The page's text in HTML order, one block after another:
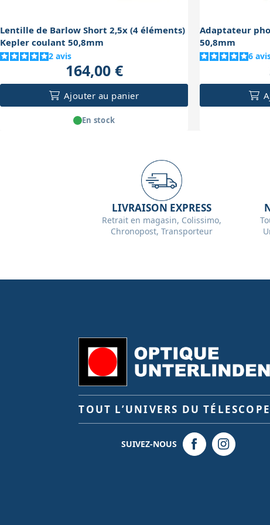
Lentille de Barlow Short 2,5x (4 éléments)
Kepler coulant 50,8mm
2 avis
164,00 €
Ajouter au panier
En stock
Adaptateur
50,8mm
6
LIVRAISON EXPRESS
Retrait en magasin, Colissimo,
Chronopost, Transporteur
TOUT L’UNIVERS DU TÉLESCOPE
SUIVEZ-NOUS